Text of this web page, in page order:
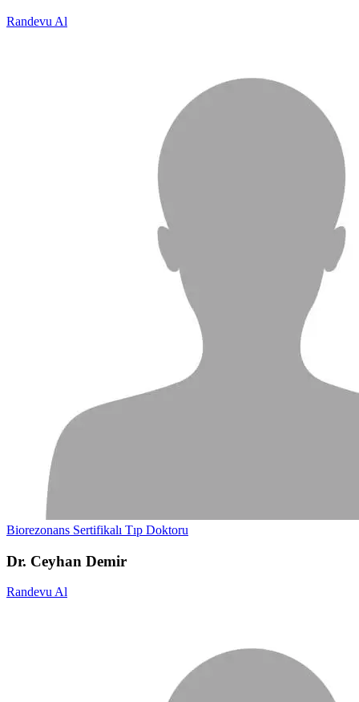
Randevu Al
Biorezonans Sertifikalı Tıp Doktoru
Dr. Ceyhan Demir
Randevu Al